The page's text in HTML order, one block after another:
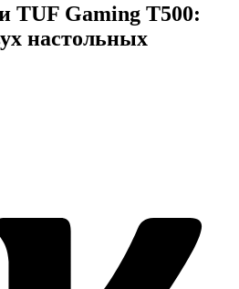
TUF Gaming T500:
настольных